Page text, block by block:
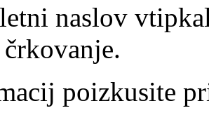
naslov
poizkusite